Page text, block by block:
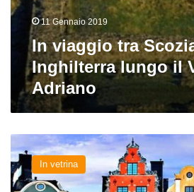
11 Gennaio 2019
In viaggio tra
Inghilterra lungo il
Adriano
Stoccolma
beer
tour:
le
In vetrina